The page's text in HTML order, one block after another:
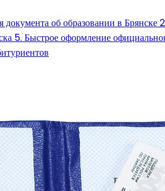
об образовании в
5. Быстрое оформление